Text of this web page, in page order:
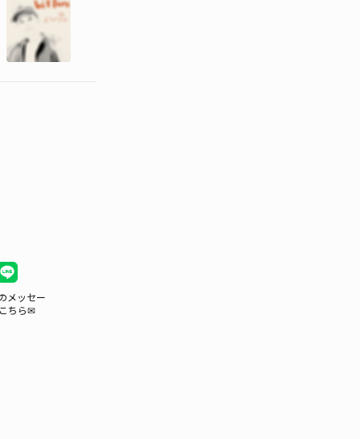
メッセー
ちら✉